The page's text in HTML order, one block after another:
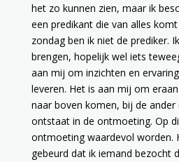
het zo kunnen zien, maar ik
een predikant die van alles
zondag ben ik niet de prediker.
brengen, hopelijk wel iets
aan mij om inzichten en
leveren. Het is aan mij om
naar boven komen, bij de
ontstaat in de ontmoeting. Op
ontmoeting waardevol worden.
gebeurd dat ik iemand bezocht